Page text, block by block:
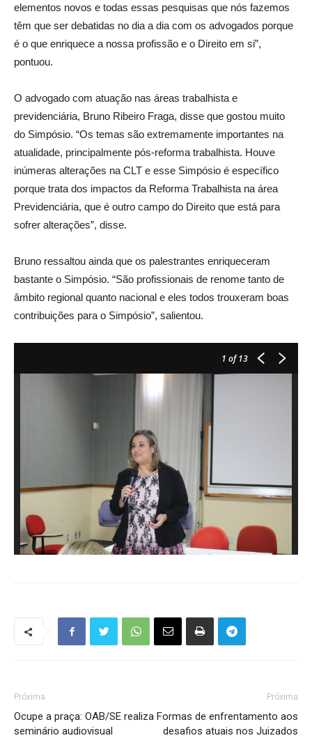
elementos novos e todas essas pesquisas que nós fazemos
têm que ser debatidas no dia a dia com os advogados porque
é o que enriquece a nossa profissão e o Direito em si”,
pontuou.
O advogado com atuação nas áreas trabalhista e
previdenciária, Bruno Ribeiro Fraga, disse que gostou muito
do Simpósio. “Os temas são extremamente importantes na
atualidade, principalmente pós-reforma trabalhista. Houve
inúmeras alterações na CLT e esse Simpósio é específico
porque trata dos impactos da Reforma Trabalhista na área
Previdenciária, que é outro campo do Direito que está para
sofrer alterações”, disse.
Bruno ressaltou ainda que os palestrantes enriqueceram
bastante o Simpósio. “São profissionais de renome tanto de
âmbito regional quanto nacional e eles todos trouxeram boas
contribuições para o Simpósio”, salientou.
1 of 13
Próxima
Ocupe a praça: OAB/SE realiza
seminário audiovisual
Próxima
Formas de enfrentamento aos
desafios atuais nos Juizados